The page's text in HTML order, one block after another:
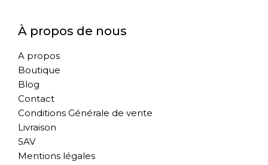
À propos de nous
A propos
Boutique
Blog
Contact
Conditions Générale de vente
Livraison
SAV
Mentions légales